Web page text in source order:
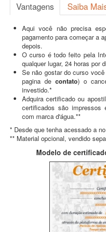
Vantagens Saiba
Aqui você não precisa
pagamento para começar a
depois.
O curso é todo feito pela
qualquer lugar, 24 horas por
Se não gostar do curso
pagina de contato) o
investido.*
Adquira certificado ou
certificados são impressos
com marca d'água.**
* Desde que tenha acessado a
** Material opcional, vendido
Modelo de